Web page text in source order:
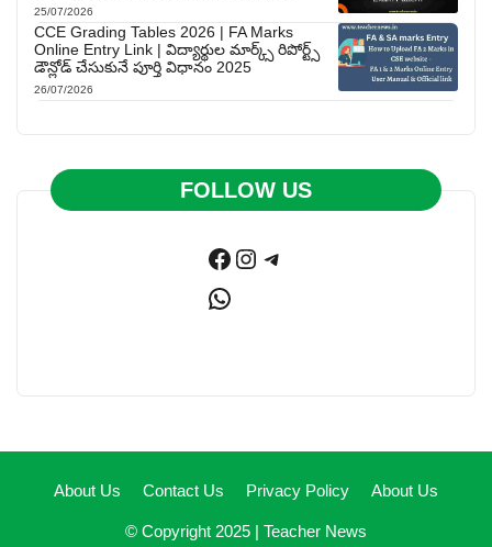
25/07/2026
CCE Grading Tables 2026 | FA Marks
Online Entry Link | విద్యార్థుల మార్క్స్ రిపోర్ట్స్
డౌన్లోడ్ చేసుకునే పూర్తి విధానం 2025
26/07/2026
FOLLOW US
Facebook
Instagram
Telegram
WhatsApp
About Us Contact Us Privacy Policy About Us
© Copyright 2025 | Teacher News